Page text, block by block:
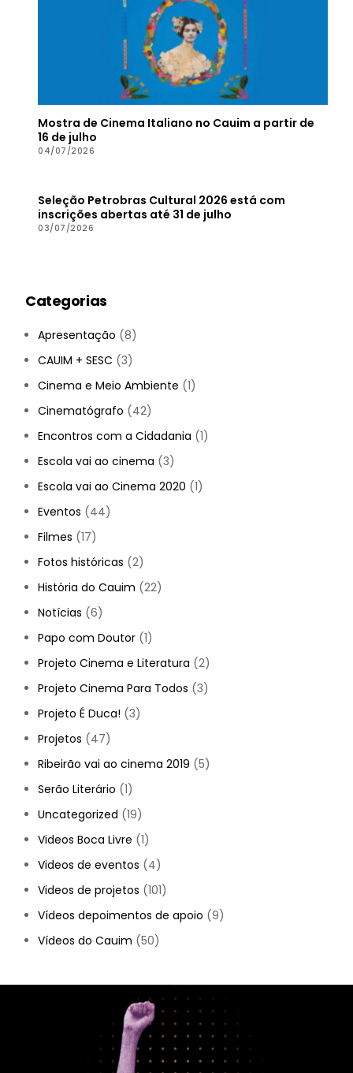
Mostra de Cinema Italiano no Cauim a partir de
16 de julho
04/07/2026
Seleção Petrobras Cultural 2026 está com
inscrições abertas até 31 de julho
03/07/2026
Categorias
Apresentação (8)
CAUIM + SESC (3)
Cinema e Meio Ambiente (1)
Cinematógrafo (42)
Encontros com a Cidadania (1)
Escola vai ao cinema (3)
Escola vai ao Cinema 2020 (1)
Eventos (44)
Filmes (17)
Fotos históricas (2)
História do Cauim (22)
Notícias (6)
Papo com Doutor (1)
Projeto Cinema e Literatura (2)
Projeto Cinema Para Todos (3)
Projeto É Duca! (3)
Projetos (47)
Ribeirão vai ao cinema 2019 (5)
Serão Literário (1)
Uncategorized (19)
Videos Boca Livre (1)
Videos de eventos (4)
Videos de projetos (101)
Vídeos depoimentos de apoio (9)
Vídeos do Cauim (50)